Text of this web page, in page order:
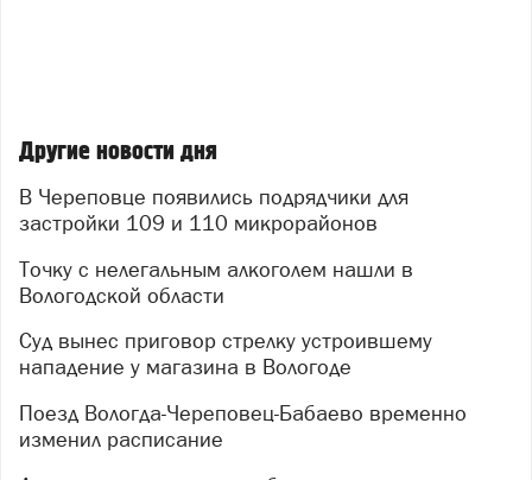
Другие новости дня
В Череповце появились подрядчики для
застройки 109 и 110 микрорайонов
Точку с нелегальным алкоголем нашли в
Вологодской области
Суд вынес приговор стрелку устроившему
нападение у магазина в Вологоде
Поезд Вологда-Череповец-Бабаево временно
изменил расписание